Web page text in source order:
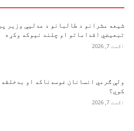
شیعه مشرانو د طالبانو د عدلیې وزیر پر
تبعیضي اقداماتو او چلند نیوکه وکړه
اګست 7, 2026
ولې ګرمي انسانان غوسه‌ناکه او بدخلقه
کوي؟
اګست 7, 2026